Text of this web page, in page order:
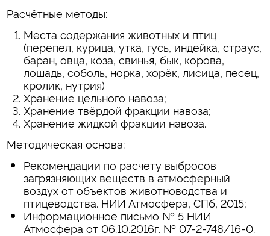
Расчётные методы:
Места содержания животных и птиц
(перепел, курица, утка, гусь, индейка, страус,
баран, овца, коза, свинья, бык, корова,
лошадь, соболь, норка, хорёк, лисица, песец,
кролик, нутрия)
Хранение цельного навоза;
Хранение твёрдой фракции навоза;
Хранение жидкой фракции навоза.
Методическая основа:
Рекомендации по расчету выбросов
загрязняющих веществ в атмосферный
воздух от объектов животноводства и
птицеводства. НИИ Атмосфера, СПб, 2015;
Информационное письмо № 5 НИИ
Атмосфера от 06.10.2016г. № 07-2-748/16-0.